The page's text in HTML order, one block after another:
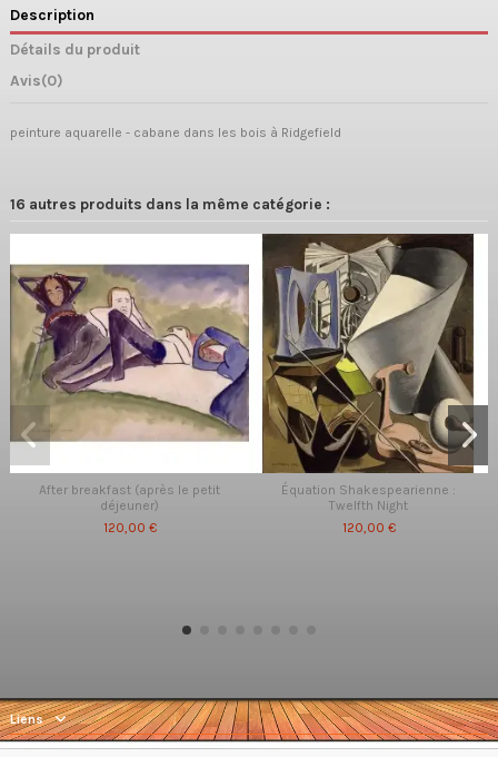
Description
Détails du produit
Avis(0)
peinture aquarelle - cabane dans les bois à Ridgefield
16 autres produits dans la même catégorie :
After breakfast (après le petit
déjeuner)
120,00 €
Équation Shakespearienne :
Twelfth Night
120,00 €
Liens